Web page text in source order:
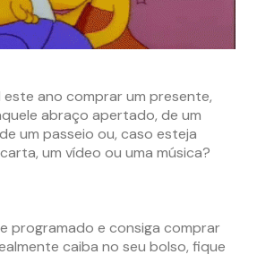
este ano comprar um presente,
abraço apertado, de um
um passeio ou, caso esteja
um vídeo ou uma música?
programado e consiga comprar
caiba no seu bolso, fique